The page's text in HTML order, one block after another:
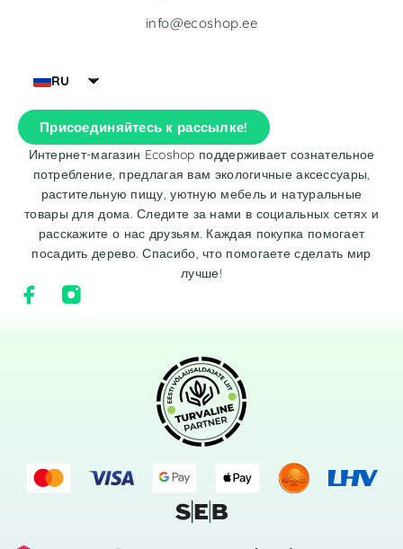
RU
Присоединяйтесь к рассылке!
Интернет-магазин Ecoshop поддерживает сознательное
потребление, предлагая вам экологичные аксессуары,
растительную пищу, уютную мебель и натуральные
товары для дома. Следите за нами в социальных сетях и
расскажите о нас друзьям. Каждая покупка помогает
посадить дерево. Спасибо, что помогаете сделать мир
лучше!
info@ecoshop.ee